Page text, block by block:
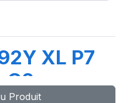
XL P7
C2
Produit